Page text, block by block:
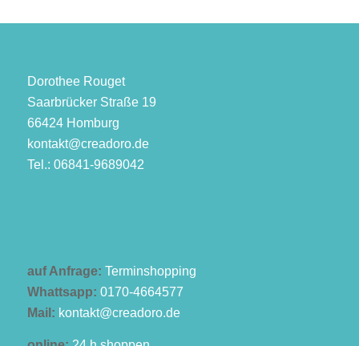
Dorothee Rouget
Saarbrücker Straße 19
66424 Homburg
kontakt@creadoro.de
Tel.: 06841-9689042
auf Anfrage: Terminshopping
Whattsapp: 0170-4664577
Mail: kontakt@creadoro.de